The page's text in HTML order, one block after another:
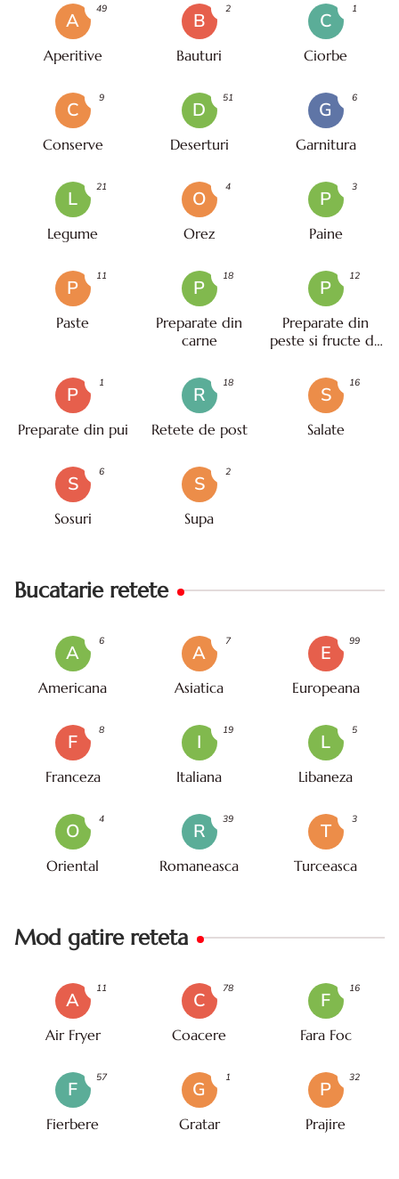
A
Aperitive
49
B
Bauturi
2
C
Ciorbe
1
C
Conserve
9
D
Deserturi
51
G
Garnitura
6
L
Legume
21
O
Orez
4
P
Paine
3
P
Paste
11
P
Preparate din
carne
18
P
Preparate din
peste si fructe de
12
P
Preparate din pui
1
R
Retete de post
18
S
Salate
16
S
Sosuri
6
S
Supa
2
Bucatarie retete
A
Americana
6
A
Asiatica
7
E
Europeana
99
F
Franceza
8
I
Italiana
19
L
Libaneza
5
O
Oriental
4
R
Romaneasca
39
T
Turceasca
3
Mod gatire reteta
A
Air Fryer
11
C
Coacere
78
F
Fara Foc
16
F
Fierbere
57
G
Gratar
1
P
Prajire
32